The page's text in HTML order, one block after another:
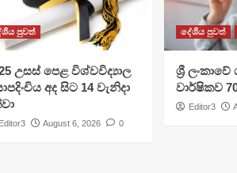
පුවත්
උසස් පෙළ විශ්වවිද්‍යාල
අද සිට 14 වැනිදා
Editor3 August 6, 2026 0
දේශීය පුවත්
ශ්‍රී
වාර්ෂිකව
Editor3